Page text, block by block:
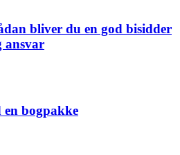
bliver du en god bisidder
ansvar
en bogpakke